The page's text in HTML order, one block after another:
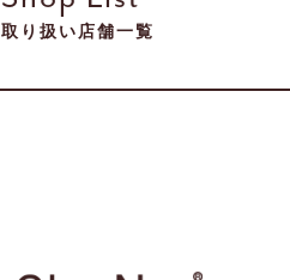
取り扱い店舗一覧